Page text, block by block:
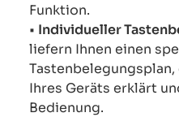
Funktion.
• Individueller
liefern Ihnen einen
Ihres Geräts erklärt
Bedienung.